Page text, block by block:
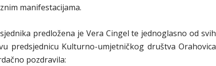
manifestacijama.
predložena je Vera Cingel te jednoglasno od svih
predsjednicu Kulturno-umjetničkog društva Orahovica
pozdravila: